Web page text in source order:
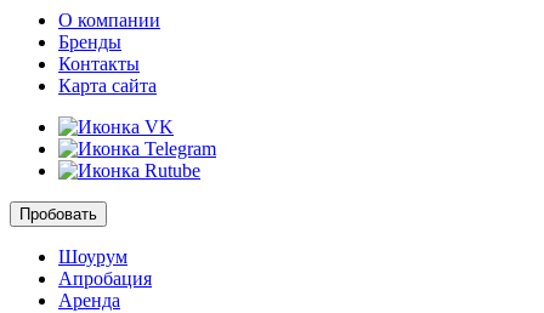
О компании
Бренды
Контакты
Карта сайта
Пробовать
Шоурум
Апробация
Аренда